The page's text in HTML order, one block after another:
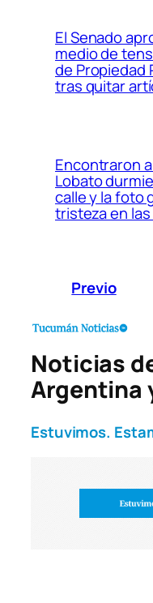
El Senado
medio de
de Propiedad
tras quitar
Encontraron
Lobato
calle y la foto
tristeza en
Previo
Noticias
Argentina
Estuvimos.